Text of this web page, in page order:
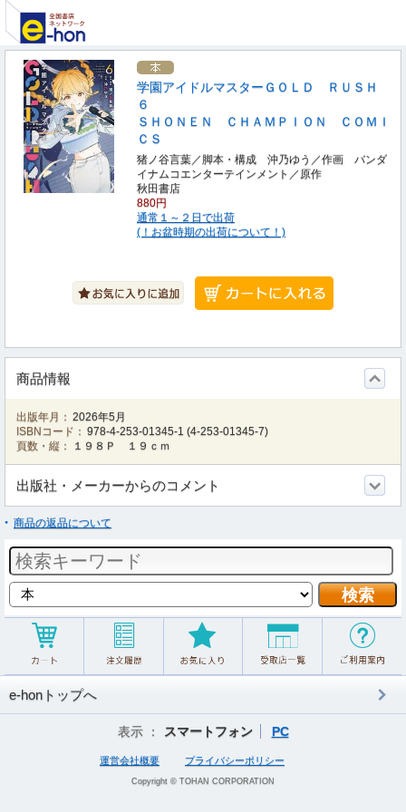
学園アイドルマスターＧＯＬＤ ＲＵＳＨ
６
ＳＨＯＮＥＮ ＣＨＡＭＰＩＯＮ ＣＯＭＩ
ＣＳ
猪ノ谷言葉／脚本・構成 沖乃ゆう／作画 バンダ
イナムコエンターテインメント／原作
秋田書店
880円
通常１～２日で出荷
(！お盆時期の出荷について！)
商品情報
出版年月： 2026年5月
ISBNコード： 978-4-253-01345-1 (4-253-01345-7)
頁数・縦：
１９８Ｐ １９ｃｍ
出版社・メーカーからのコメント
商品の返品について
e-honトップへ
表示 ： スマートフォン PC
運営会社概要 プライバシーポリシー
Copyright © TOHAN CORPORATION